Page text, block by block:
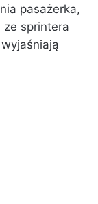
pasażerka,
ze sprintera